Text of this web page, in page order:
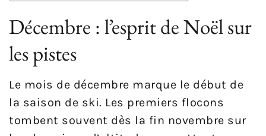
Décembre : l’esprit de Noël sur
les pistes
Le mois de décembre marque le début de
la saison de ski. Les premiers flocons
tombent souvent dès la fin novembre sur